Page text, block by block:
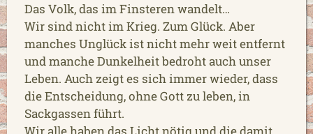
Das Volk, das im Finsteren wandelt…
Wir sind nicht im Krieg. Zum Glück. Aber
manches Unglück ist nicht mehr weit entfernt
und manche Dunkelheit bedroht auch unser
Leben. Auch zeigt es sich immer wieder, dass
die Entscheidung, ohne Gott zu leben, in
Sackgassen führt.